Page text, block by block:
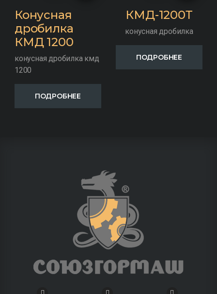
Конусная
дробилка
КМД 1200
конусная дробилка кмд
1200
ПОДРОБНЕЕ
КМД-1200Т
конусная дробилка
ПОДРОБНЕЕ